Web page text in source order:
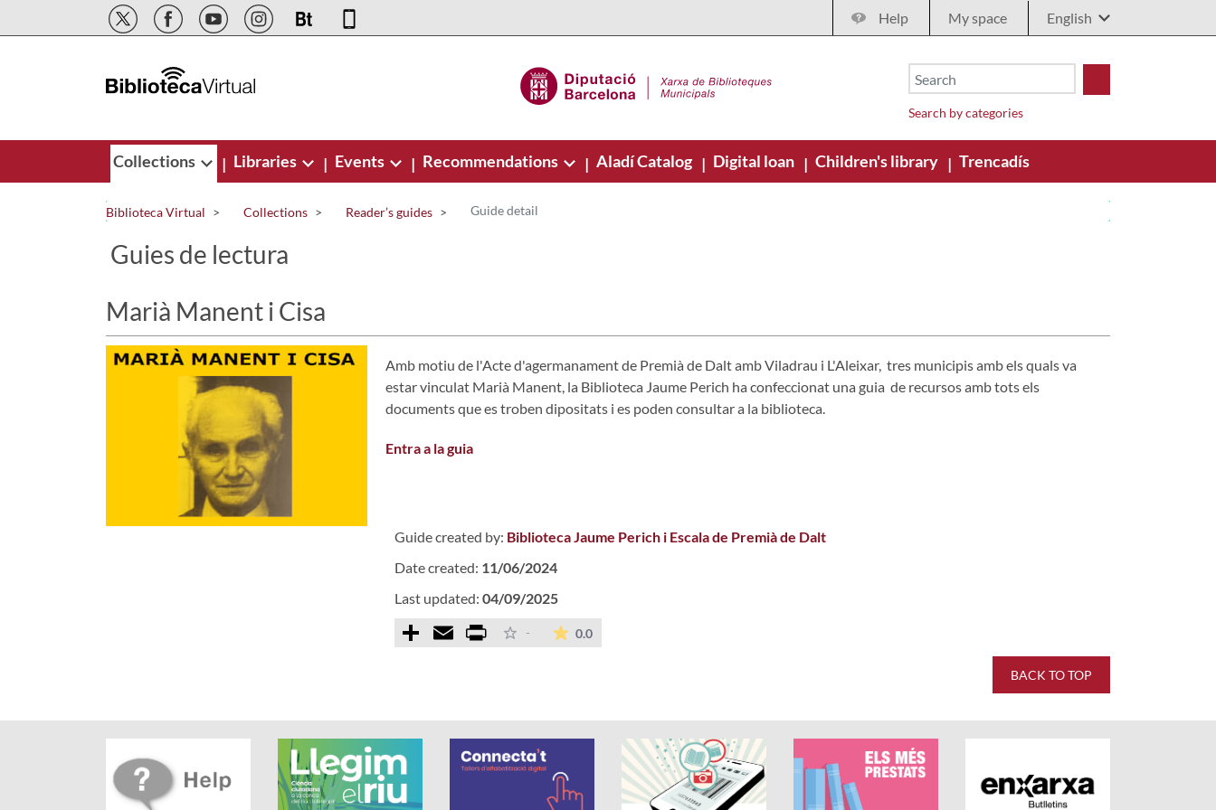
Skip to Main Content Help My space
Search by categories
Collections | Libraries | Events | Recommendations | Aladí Catalog | Digital loan | Children's library | Trencadís
Biblioteca Virtual Collections Reader’s guides Guide detail
Guies de lectura
Marià Manent i Cisa
Amb motiu de l'Acte d'agermanament de Premià de Dalt amb Viladrau i L'Aleixar, tres municipis amb els quals va
estar vinculat Marià Manent, la Biblioteca Jaume Perich ha confeccionat una guia de recursos amb tots els
documents que es troben dipositats i es poden consultar a la biblioteca.
Entra a la guia
Guide created by: Biblioteca Jaume Perich i Escala de Premià de Dalt
Date created: 11/06/2024
Last updated: 04/09/2025
Comparteix
Email Print - 0.0The average rating is 0 stars out of 5.
BACK TO TOP